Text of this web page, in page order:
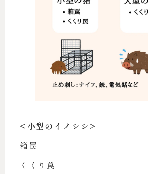
<小型のイノシシ>
箱罠
くくり罠